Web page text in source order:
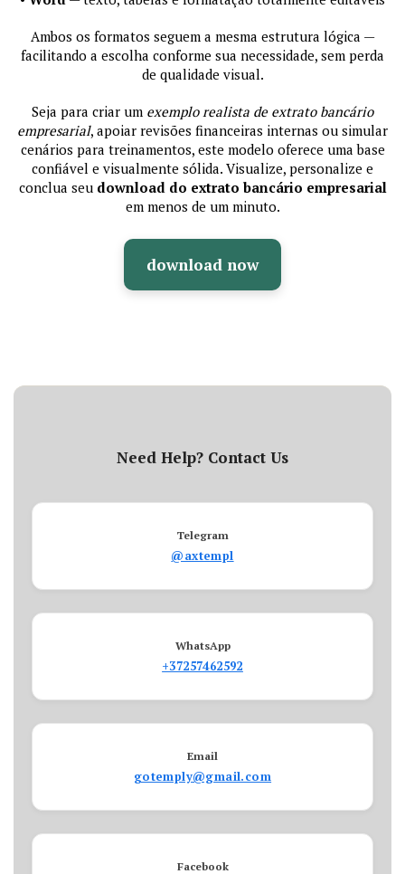
Ambos os formatos seguem a mesma estrutura lógica —
facilitando a escolha conforme sua necessidade, sem perda
de qualidade visual.
Seja para criar um exemplo realista de extrato bancário
empresarial, apoiar revisões financeiras internas ou simular
cenários para treinamentos, este modelo oferece uma base
confiável e visualmente sólida. Visualize, personalize e
conclua seu download do extrato bancário empresarial
em menos de um minuto.
download now
Need Help? Contact Us
Telegram
@axtempl
WhatsApp
+37257462592
Email
gotemply@gmail.com
Facebook